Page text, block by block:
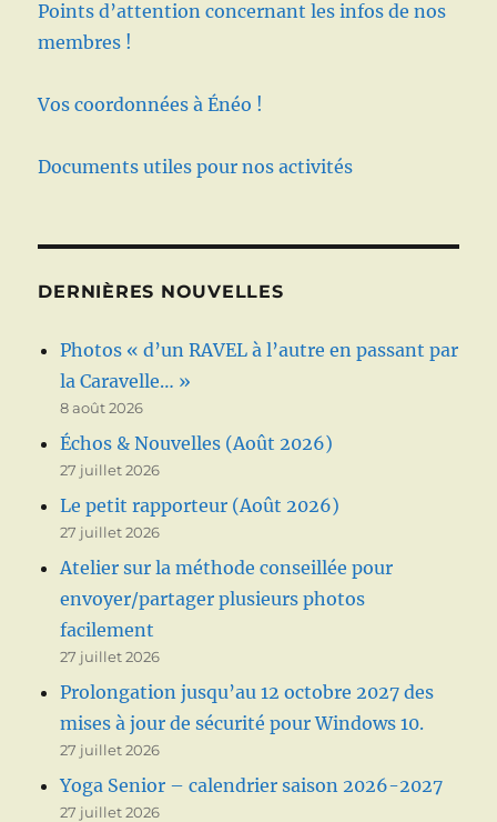
Points d’attention concernant les infos de nos
membres !
Vos coordonnées à Énéo !
Documents utiles pour nos activités
DERNIÈRES NOUVELLES
Photos « d’un RAVEL à l’autre en passant par
la Caravelle… »
8 août 2026
Échos & Nouvelles (Août 2026)
27 juillet 2026
Le petit rapporteur (Août 2026)
27 juillet 2026
Atelier sur la méthode conseillée pour
envoyer/partager plusieurs photos
facilement
27 juillet 2026
Prolongation jusqu’au 12 octobre 2027 des
mises à jour de sécurité pour Windows 10.
27 juillet 2026
Yoga Senior – calendrier saison 2026-2027
27 juillet 2026